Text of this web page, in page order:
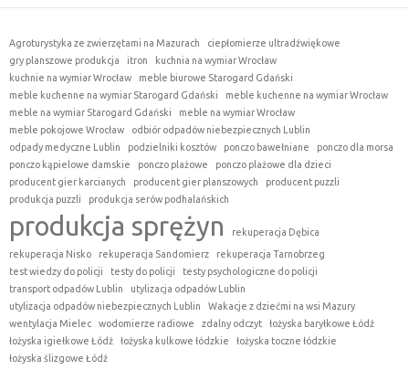
Agroturystyka ze zwierzętami na Mazurach
ciepłomierze ultradźwiękowe
gry planszowe produkcja
itron
kuchnia na wymiar Wrocław
kuchnie na wymiar Wrocław
meble biurowe Starogard Gdański
meble kuchenne na wymiar Starogard Gdański
meble kuchenne na wymiar Wrocław
meble na wymiar Starogard Gdański
meble na wymiar Wrocław
meble pokojowe Wrocław
odbiór odpadów niebezpiecznych Lublin
odpady medyczne Lublin
podzielniki kosztów ponczo bawełniane
ponczo dla morsa
ponczo kąpielowe damskie
ponczo plażowe
ponczo plażowe dla dzieci
producent gier karcianych
producent gier planszowych
producent puzzli
produkcja puzzli
produkcja serów podhalańskich
produkcja sprężyn
rekuperacja Dębica
rekuperacja Nisko
rekuperacja Sandomierz
rekuperacja Tarnobrzeg
test wiedzy do policji
testy do policji
testy psychologiczne do policji
transport odpadów Lublin
utylizacja odpadów Lublin
utylizacja odpadów niebezpiecznych Lublin
Wakacje z dziećmi na wsi Mazury
wentylacja Mielec
wodomierze radiowe zdalny odczyt
łożyska baryłkowe Łódź
łożyska igiełkowe Łódź
łożyska kulkowe łódzkie
łożyska toczne łódzkie
łożyska ślizgowe Łódź